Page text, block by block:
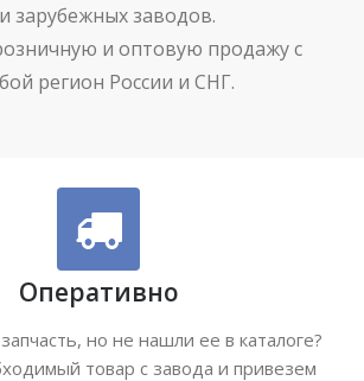
зарубежных заводов.
и оптовую продажу с
регион России и СНГ.
Оперативно
но не нашли ее в каталоге?
товар с завода и привезем